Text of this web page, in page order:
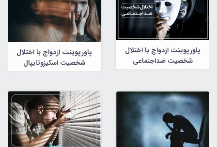
پاورپوینت ازدواج با اختلال
شخصیت ضداجتماعی
پاورپوینت ازدواج با اختلال
شخصیت اسکیزوتایپال